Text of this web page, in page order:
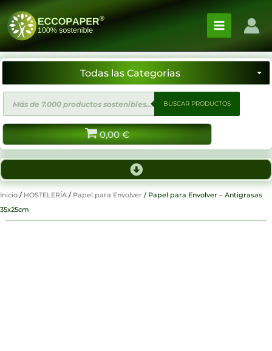
Ir
contenido
de
productos
BUSCAR PRODUCTOS
0,00 €
Inicio / HOSTELERÍA / Papel para Envolver / Papel para Envolver – Antigrasas
35x25cm